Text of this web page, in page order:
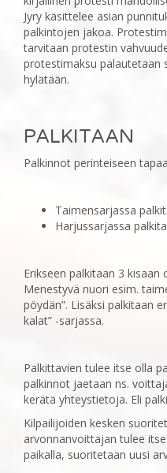
Jyry käsittelee asian
palkintojen jakoa.
tarvitaan protestin
protestimaksu ‎palautetaan
hylätään.
PALKITAAN
‎Palkinnot perinteiseen
Taimensarjassa
Harjussarjassa
Erikseen palkitaan 3
Menestyvä ‎nuori esim.
pöydän”. Lisäksi palkitaan
kalat” -sarjassa.
Palkittavien tulee itse olla
palkinnot ‎jaetaan ns.
kerätä yhteystietoja. Eli
Kilpailijoiden kesken
arvonnanvoittajan tulee
paikalla, suoritetaan uusi